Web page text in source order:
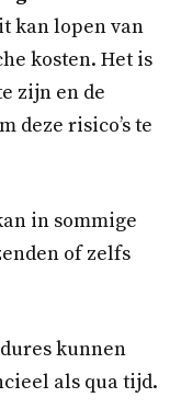
kan lopen van
kosten. Het is
zijn en de
deze risico’s te
in sommige
of zelfs
kunnen
als qua tijd.